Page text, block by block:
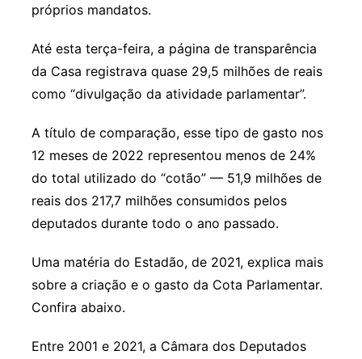
próprios mandatos.
Até esta terça-feira, a página de transparência
da Casa registrava quase 29,5 milhões de reais
como “divulgação da atividade parlamentar”.
A título de comparação, esse tipo de gasto nos
12 meses de 2022 representou menos de 24%
do total utilizado do “cotão” — 51,9 milhões de
reais dos 217,7 milhões consumidos pelos
deputados durante todo o ano passado.
Uma matéria do Estadão, de 2021, explica mais
sobre a criação e o gasto da Cota Parlamentar.
Confira abaixo.
Entre 2001 e 2021, a Câmara dos Deputados